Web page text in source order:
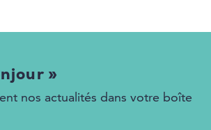
»
nos actualités dans votre boîte